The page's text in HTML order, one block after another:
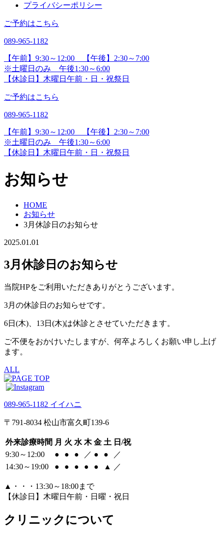
プライバシーポリシー
ご予約はこちら
089-965-1182
【午前】9:30～12:00 【午後】2:30～7:00
※土曜日のみ 午後1:30～6:00
【休診日】木曜日午前・日・祝祭日
ご予約はこちら
089-965-1182
【午前】9:30～12:00 【午後】2:30～7:00
※土曜日のみ 午後1:30～6:00
【休診日】木曜日午前・日・祝祭日
お知らせ
HOME
お知らせ
3月休診日のお知らせ
2025.01.01
3月休診日のお知らせ
当院HPをご利用いただきありがとうございます。
3月の休診日のお知らせです。
6日(木)、13日(木)は休診とさせていただきます。
ご不便をおかけいたしますが、何卒よろしくお願い申し上げ
ます。
ALL
089-965-1182 イイハニ
〒791-8034 松山市富久町139-6
外来診療時間 月 火 水 木 金 土 日/祝
9:30～12:00
● ● ● ／ ● ●
／
14:30～19:00
● ● ● ● ● ▲ ／
▲・・・13:30～18:00まで
【休診日】木曜日午前・日曜・祝日
クリニックについて